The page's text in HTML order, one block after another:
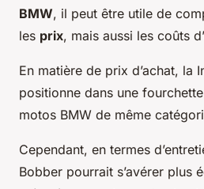
BMW, il peut être utile de
les prix, mais aussi les coûts
En matière de prix d’achat, la
positionne dans une
motos BMW de même
Cependant, en termes
Bobber pourrait s’avérer plus